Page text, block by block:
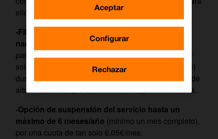
ellos, con las siguientes condiciones:
-Fibra Simétrica 100Mb
nacionales + 1000 min a móviles
para contrataciones hasta el 31 de diciembrepor
solo
(+cuota de línea de 18,15€/mes)
durante 12 meses, con un pago único en concepto de
alta de 29,95€, que se cobrará en la primera factura.
-Opción de suspensión del servicio hasta un
máximo de 6 meses/año (mínimo un mes completo),
por una cuota de tan solo 6,05€/mes.
Configurar
Rechazar
Aceptar